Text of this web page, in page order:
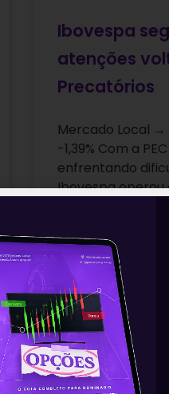
Ibovespa
atenções
Precatórios
Mercado Local →
-1,39% Com a
enfrentando
Ibovespa operou
17/11/2021